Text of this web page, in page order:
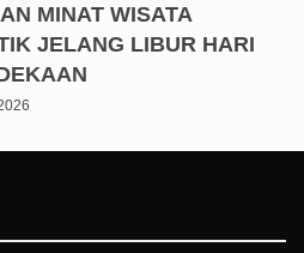
MINAT WISATA
JELANG LIBUR HARI